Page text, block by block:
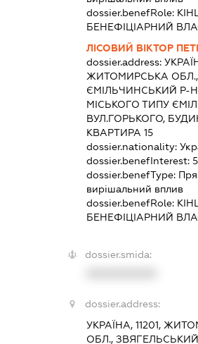
dossier.benefRole:
БЕНЕФІЦІАРНИЙ
ЛІСОВИЙ ВІКТОР
dossier.address:
ЖИТОМИРСЬКА ОБЛ.,
ЄМІЛЬЧИНСЬКИЙ Р-
МІСЬКОГО ТИПУ
ВУЛ.ГОРЬКОГО,
КВАРТИРА 15
dossier.nationality:
dossier.benefInterest:
dossier.benefType:
вирішальний вплив
dossier.benefRole:
БЕНЕФІЦІАРНИЙ
dossier.smida:
dossier.address:
УКРАЇНА, 11201,
ОБЛ.,